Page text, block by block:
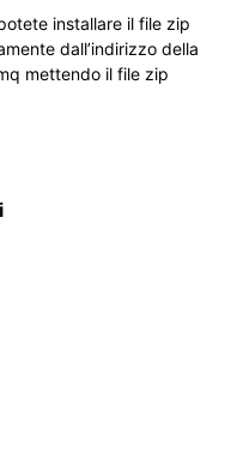
installare il file zip
dall’indirizzo della
mettendo il file zip